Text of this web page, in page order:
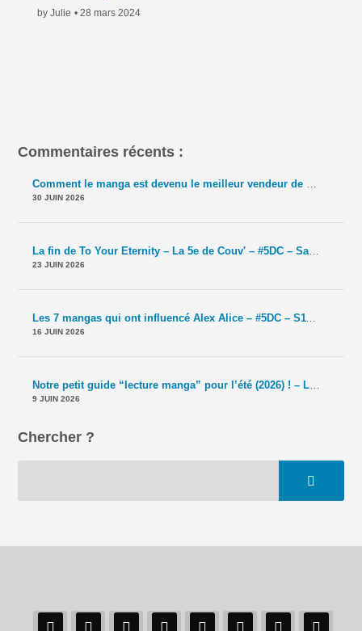
by Julie • 28 mars 2024
Commentaires récents :
Comment le manga est devenu le meilleur vendeur de TCG ? – La 5e de Couv' – #5DC – Saison 11 épisode 42
30 JUIN 2026
La fin de To Your Eternity – La 5e de Couv' – #5DC – Saison 11 épisode 41
23 JUIN 2026
Les 7 mangas qui ont influencé Alex Alice – #5DC – S11E40
16 JUIN 2026
Notre petit guide “lecture manga” pour l’été (2026) ! – La 5e de Couv' – #5DC – Saison 11 épisode 39
9 JUIN 2026
Chercher ?